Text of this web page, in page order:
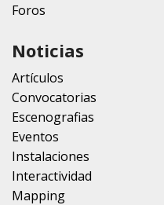
Foros
Noticias
Artículos
Convocatorias
Escenografias
Eventos
Instalaciones
Interactividad
Mapping